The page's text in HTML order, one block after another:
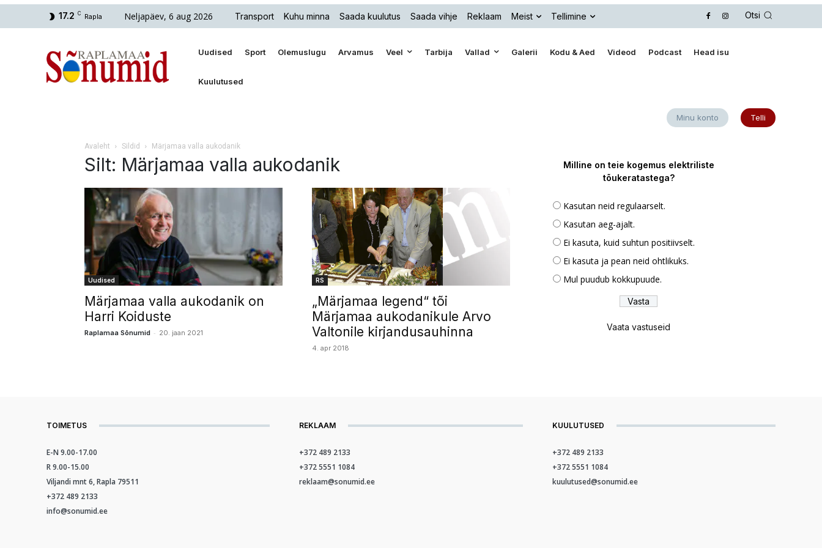
17.2 C Rapla Neljapäev, 6 aug 2026 Transport Kuhu minna Saada kuulutus Saada vihje Reklaam Meist Tellimine Otsi
Uudised Sport Olemuslugu Arvamus Veel Tarbija Vallad Galerii Kodu & Aed Videod Podcast Head isu
Kuulutused
Minu konto Telli
Avaleht Sildid Märjamaa valla aukodanik
Silt: Märjamaa valla aukodanik
Uudised
Märjamaa valla aukodanik on
Harri Koiduste
Raplamaa Sõnumid - 20. jaan 2021
RS
„Märjamaa legend“ tõi
Märjamaa aukodanikule Arvo
Valtonile kirjandusauhinna
4. apr 2018
Milline on teie kogemus elektriliste
tõukeratastega?
Kasutan neid regulaarselt.
Kasutan aeg-ajalt.
Ei kasuta, kuid suhtun positiivselt.
Ei kasuta ja pean neid ohtlikuks.
Mul puudub kokkupuude.
Vaata vastuseid
TOIMETUS
E-N 9.00-17.00
R 9.00-15.00
Viljandi mnt 6, Rapla 79511
+372 489 2133
info@sonumid.ee
REKLAAM
+372 489 2133
+372 5551 1084
reklaam@sonumid.ee
KUULUTUSED
+372 489 2133
+372 5551 1084
kuulutused@sonumid.ee